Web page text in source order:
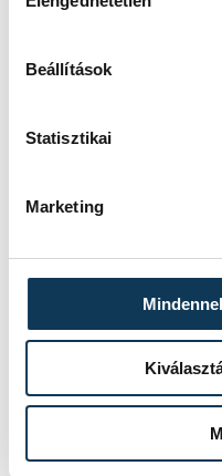
Beállítások
Statisztikai
Marketing
SVSE